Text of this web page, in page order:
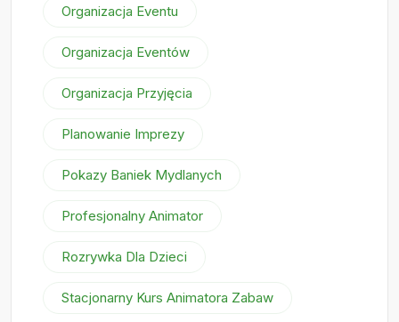
Organizacja Eventu
Organizacja Eventów
Organizacja Przyjęcia
Planowanie Imprezy
Pokazy Baniek Mydlanych
Profesjonalny Animator
Rozrywka Dla Dzieci
Stacjonarny Kurs Animatora Zabaw